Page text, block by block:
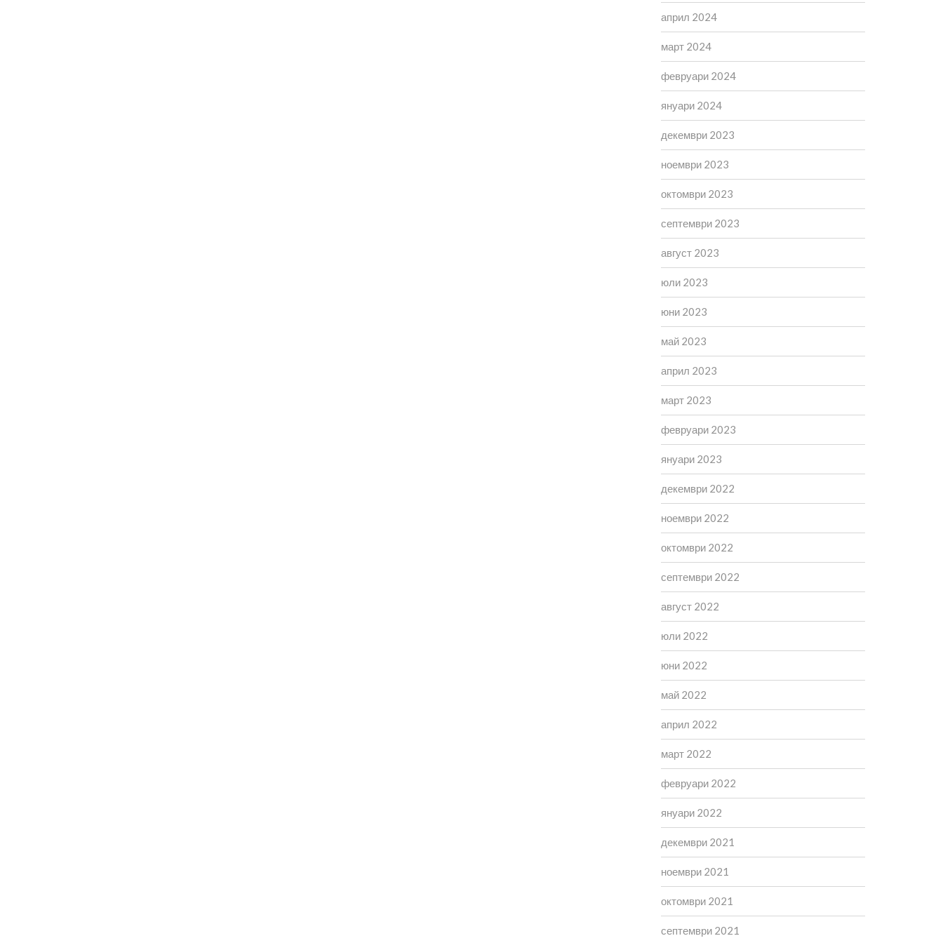
април 2024
март 2024
февруари 2024
януари 2024
декември 2023
ноември 2023
октомври 2023
септември 2023
август 2023
юли 2023
юни 2023
май 2023
април 2023
март 2023
февруари 2023
януари 2023
декември 2022
ноември 2022
октомври 2022
септември 2022
август 2022
юли 2022
юни 2022
май 2022
април 2022
март 2022
февруари 2022
януари 2022
декември 2021
ноември 2021
октомври 2021
септември 2021